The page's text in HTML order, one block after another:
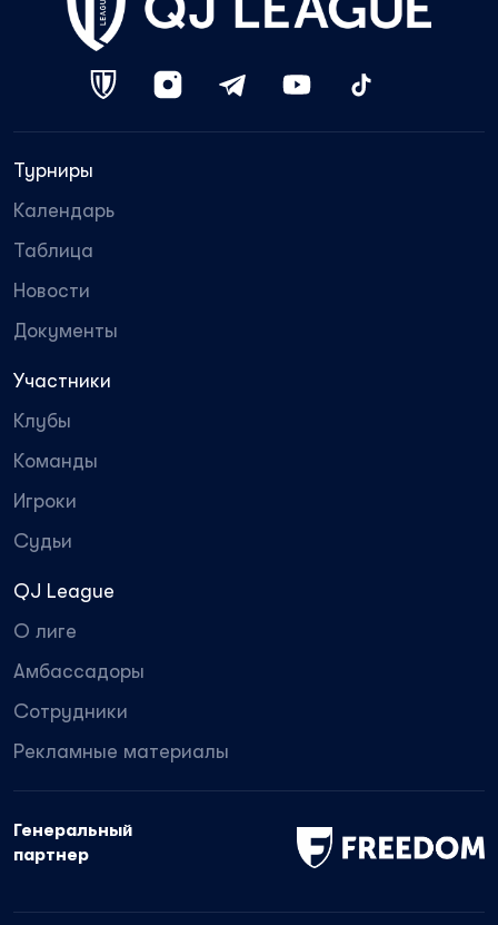
Турниры
Календарь
Таблица
Новости
Документы
Участники
Клубы
Команды
Игроки
Судьи
QJ League
О лиге
Амбассадоры
Сотрудники
Рекламные материалы
Генеральный
партнер